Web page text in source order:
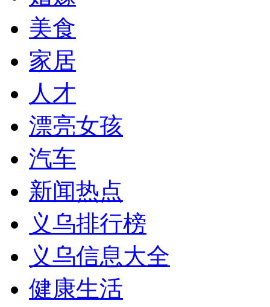
美食
家居
人才
漂亮女孩
汽车
新闻热点
义乌排行榜
义乌信息大全
健康生活